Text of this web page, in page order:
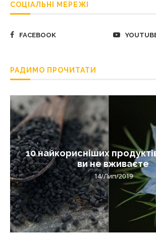
СОЦІАЛЬНІ МЕРЕЖІ
FACEBOOK
РАДИМО ПРОЧИТАТИ
10 найкорисніших продуктів
ви не вживаєте
14/Лип/2019